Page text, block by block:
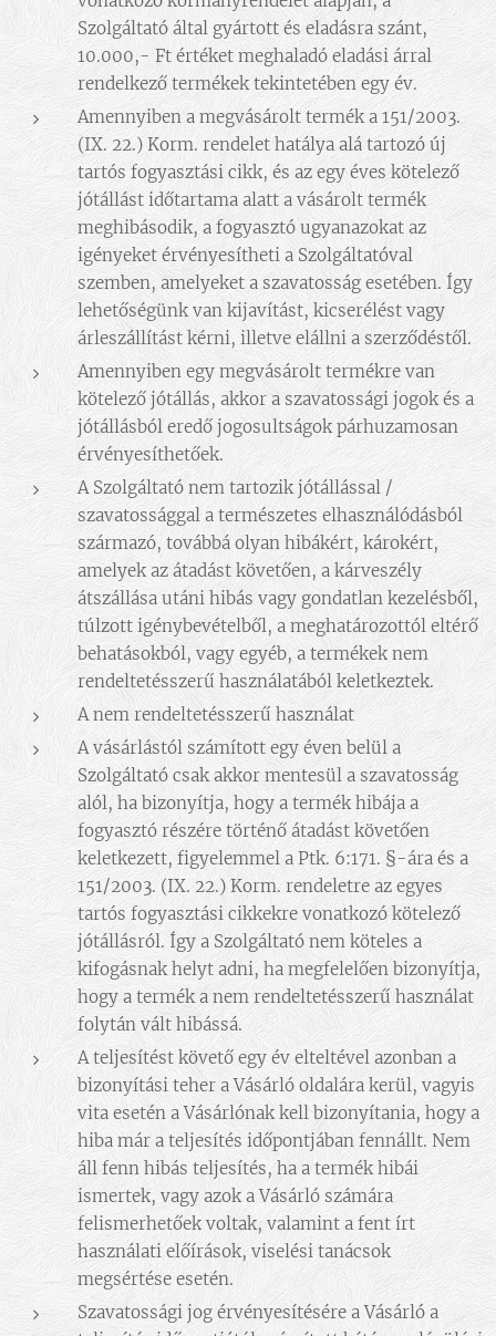
Szolgáltató által gyártott és eladásra szánt,
10.000,- Ft értéket meghaladó eladási árral
rendelkező termékek tekintetében egy év.
Amennyiben a megvásárolt termék a 151/2003.
(IX. 22.) Korm. rendelet hatálya alá tartozó új
tartós fogyasztási cikk, és az egy éves kötelező
jótállást időtartama alatt a vásárolt termék
meghibásodik, a fogyasztó ugyanazokat az
igényeket érvényesítheti a Szolgáltatóval
szemben, amelyeket a szavatosság esetében. Így
lehetőségünk van kijavítást, kicserélést vagy
árleszállítást kérni, illetve elállni a szerződéstől.
Amennyiben egy megvásárolt termékre van
kötelező jótállás, akkor a szavatossági jogok és a
jótállásból eredő jogosultságok párhuzamosan
érvényesíthetőek.
A Szolgáltató nem tartozik jótállással /
szavatossággal a természetes elhasználódásból
származó, továbbá olyan hibákért, károkért,
amelyek az átadást követően, a kárveszély
átszállása utáni hibás vagy gondatlan kezelésből,
túlzott igénybevételből, a meghatározottól eltérő
behatásokból, vagy egyéb, a termékek nem
rendeltetésszerű használatából keletkeztek.
A nem rendeltetésszerű használat
A vásárlástól számított egy éven belül a
Szolgáltató csak akkor mentesül a szavatosság
alól, ha bizonyítja, hogy a termék hibája a
fogyasztó részére történő átadást követően
keletkezett, figyelemmel a Ptk. 6:171. §-ára és a
151/2003. (IX. 22.) Korm. rendeletre az egyes
tartós fogyasztási cikkekre vonatkozó kötelező
jótállásról. Így a Szolgáltató nem köteles a
kifogásnak helyt adni, ha megfelelően bizonyítja,
hogy a termék a nem rendeltetésszerű használat
folytán vált hibássá.
A teljesítést követő egy év elteltével azonban a
bizonyítási teher a Vásárló oldalára kerül, vagyis
vita esetén a Vásárlónak kell bizonyítania, hogy a
hiba már a teljesítés időpontjában fennállt. Nem
áll fenn hibás teljesítés, ha a termék hibái
ismertek, vagy azok a Vásárló számára
felismerhetőek voltak, valamint a fent írt
használati előírások, viselési tanácsok
megsértése esetén.
Szavatossági jog érvényesítésére a Vásárló a